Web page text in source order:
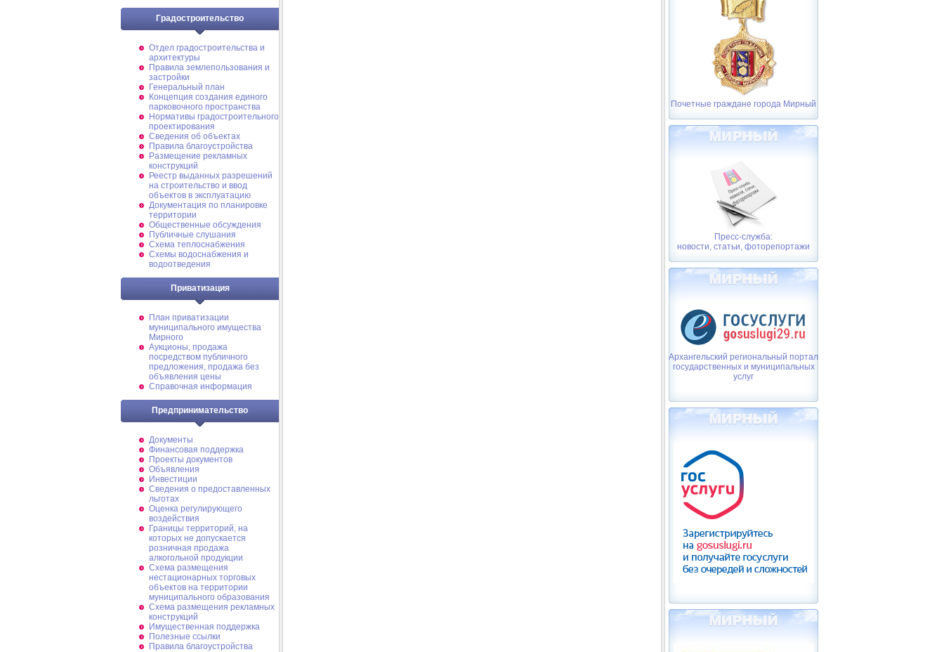
Градостроительство
Отдел градостроительства и
архитектуры
Правила землепользования и
застройки
Генеральный план
Концепция создания единого
парковочного пространства
Нормативы градостроительного
проектирования
Сведения об объектах
Правила благоустройства
Размещение рекламных
конструкций
Реестр выданных разрешений
на строительство и ввод
объектов в эксплуатацию
Документация по планировке
территории
Общественные обсуждения
Публичные слушания
Схема теплоснабжения
Схемы водоснабжения и
водоотведения
Приватизация
План приватизации
муниципального имущества
Мирного
Аукционы, продажа
посредством публичного
предложения, продажа без
объявления цены
Справочная информация
Предпринимательство
Документы
Финансовая поддержка
Проекты документов
Объявления
Инвестиции
Сведения о предоставленных
льготах
Оценка регулирующего
воздействия
Границы территорий, на
которых не допускается
розничная продажа
алкогольной продукции
Схема размещения
нестационарных торговых
объектов на территории
муниципального образования
Схема размещения рекламных
конструкций
Имущественная поддержка
Полезные ссылки
Правила благоустройства
Почетные граждане города Мирный
Пресс-служба:
новости, статьи, фоторепортажи
Архангельский региональный портал
государственных и муниципальных
услуг